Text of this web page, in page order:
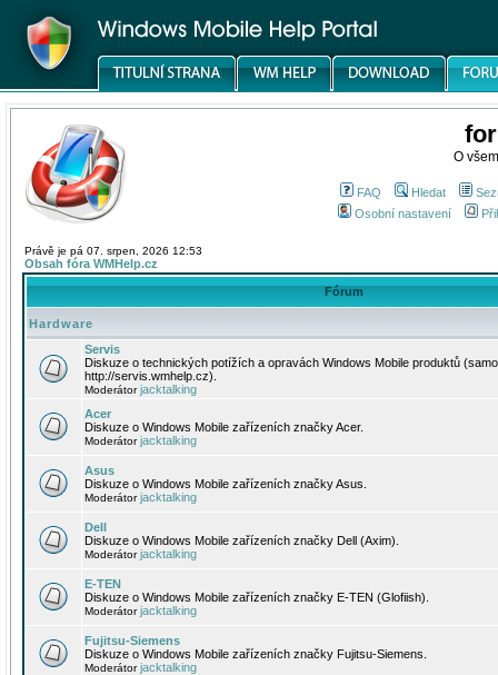
O
FAQ Hledat
Osobní nastavení
Právě je pá 07. srpen, 2026 12:53
Obsah fóra WMHelp.cz
Fórum
Hardware
Servis
Diskuze o technických potížích a opravách Windows Mobile produktů
http://servis.wmhelp.cz).
Moderátorjacktalking
Acer
Diskuze o Windows Mobile zařízeních značky Acer.
Moderátorjacktalking
Asus
Diskuze o Windows Mobile zařízeních značky Asus.
Moderátorjacktalking
Dell
Diskuze o Windows Mobile zařízeních značky Dell (Axim).
Moderátorjacktalking
E-TEN
Diskuze o Windows Mobile zařízeních značky E-TEN (Glofiish).
Moderátorjacktalking
Fujitsu-Siemens
Diskuze o Windows Mobile zařízeních značky Fujitsu-Siemens.
Moderátorjacktalking